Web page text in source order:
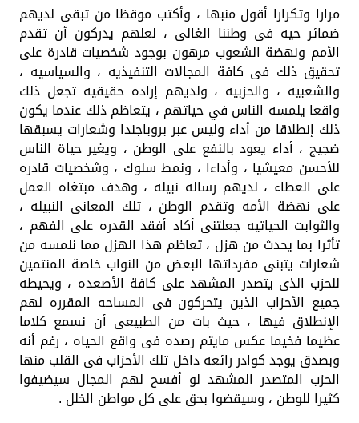
مرارا وتكرارا أقول منبها ، وأكتب موقظا من تبقى لديهم
ضمائر حيه فى وطننا الغالى ، لعلهم يدركون أن تقدم
الأمم ونهضة الشعوب مرهون بوجود شخصيات قادرة على
تحقيق ذلك فى كافة المجالات التنفيذيه ، والسياسيه ،
والشعبيه ، والحزبيه ، ولديهم إراده حقيقيه تجعل ذلك
واقعا يلمسه الناس في حياتهم ، يتعاظم ذلك عندما يكون
ذلك إنطلاقا من أداء وليس عبر بروباجندا وشعارات يسبقها
ضجيج ، أداء يعود بالنفع على الوطن ، ويغير حياة الناس
للأحسن معيشيا ، وأداءا ، ونمط سلوك ، وشخصيات قادره
على العطاء ، لديهم رساله نبيله ، وهدف مبتغاه العمل
على نهضة الأمه وتقدم الوطن ، تلك المعانى النبيله ،
والثوابت الحياتيه جعلتنى أكاد أفقد القدره على الفهم ،
تأثرا بما يحدث من هزل ، تعاظم هذا الهزل مما نلمسه من
شعارات يتبنى مفرداتها البعض من النواب خاصة المنتمين
للحزب الذى يتصدر المشهد على كافة الأصعده ، ويحيطه
جميع الأحزاب الذين يتحركون فى المساحه المقرره لهم
الإنطلاق فيها ، حيث بات من الطبيعى أن نسمع كلاما
عظيما فخيما عكس مايتم رصده فى واقع الحياه ، رغم أنه
وبصدق يوجد كوادر رائعه داخل تلك الأحزاب فى القلب منها
الحزب المتصدر المشهد لو أفسح لهم المجال سيضيفوا
كثيرا للوطن ، وسيقضوا بحق على كل مواطن الخلل .